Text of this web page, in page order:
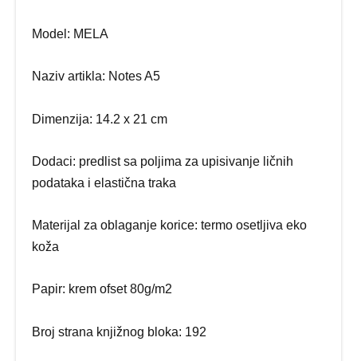
Model: MELA
Naziv artikla: Notes A5
Dimenzija: 14.2 x 21 cm
Dodaci: predlist sa poljima za upisivanje ličnih
podataka i elastična traka
Materijal za oblaganje korice: termo osetljiva eko
koža
Papir: krem ofset 80g/m2
Broj strana knjižnog bloka: 192